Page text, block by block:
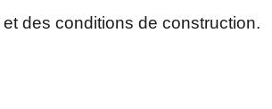
des conditions de construction.